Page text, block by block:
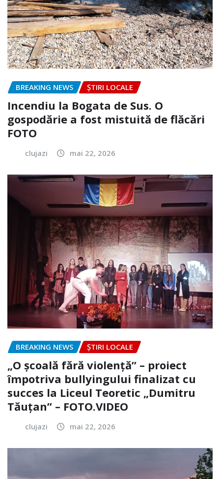
BREAKING NEWS ȘTIRI LOCALE
Incendiu la Bogata de Sus. O
gospodărie a fost mistuită de flăcări
FOTO
clujazi mai 22, 2026
BREAKING NEWS ȘTIRI LOCALE
„O școală fără violență” – proiect
împotriva bullyingului finalizat cu
succes la Liceul Teoretic „Dumitru
Tăuțan” – FOTO.VIDEO
clujazi mai 22, 2026